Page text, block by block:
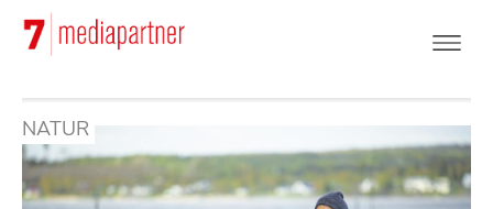
Hoppa
huvudinnehåll
NATUR